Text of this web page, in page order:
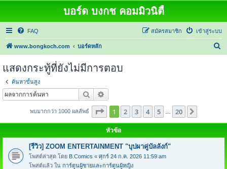
บอร์ด บงกช คอมมิวนิตี้
FAQ เข้าสู่ระบบ
สมัครสมาชิก
www.bongkoch.com บอร์ดหลัก
แสดงกระทู้ที่ยังไม่มีการตอบ
ค้นหาขั้นสูง
ค้นหา
พบมากกว่า 1000 ผลลัพธ์ หน้า จากทั้งหมด 20
1 2 3 4 5 20
หัวข้อ
[รีวิว] ZOOM ENTERTAINMENT "บุปผาคู่บัลลังก์"
โพสต์ล่าสุด โดย B.Comics « ศุกร์ 24 ก.ค. 2026 11:59 am
โพสต์แล้ว ใน การ์ตูนผู้ชายและการ์ตูนผู้หญิง